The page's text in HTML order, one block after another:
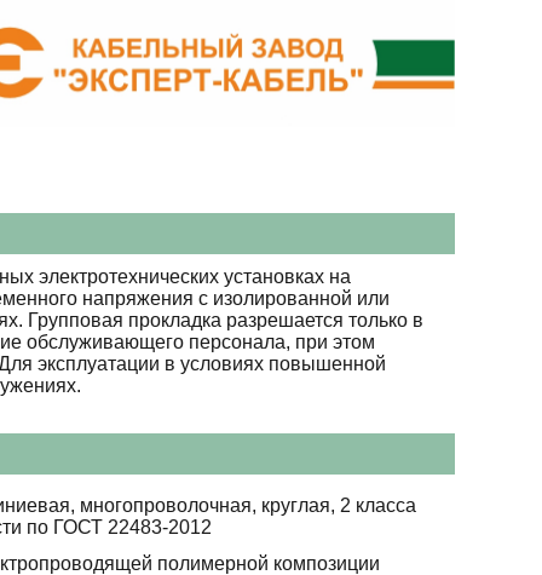
электротехнических установках на
напряжения с изолированной или
Групповая прокладка разрешается только в
обслуживающего персонала, при этом
эксплуатации в условиях повышенной
многопроволочная, круглая, 2 класса
по ГОСТ 22483-2012
полимерной композиции